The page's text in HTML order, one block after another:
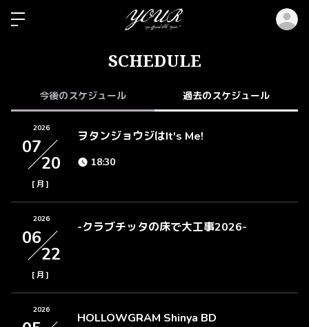
SCHEDULE
今後のスケジュール 過去のスケジュール
2026
07
20
[ 月]
ヲタンジョウジはIt's Me!
18:30
2026
06
22
[ 月]
-クラブチッタの床で大工事2026-
2026
HOLLOWGRAM Shinya BD